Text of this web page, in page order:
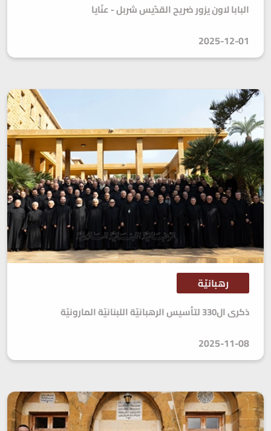
البابا لاون يزور ضريح القدّيس شربل - عنّايا
2025-12-01
رهبانيّة
ذكرى ال330 لتأسيس الرهبانيّة اللبنانيّة المارونيّة
2025-11-08